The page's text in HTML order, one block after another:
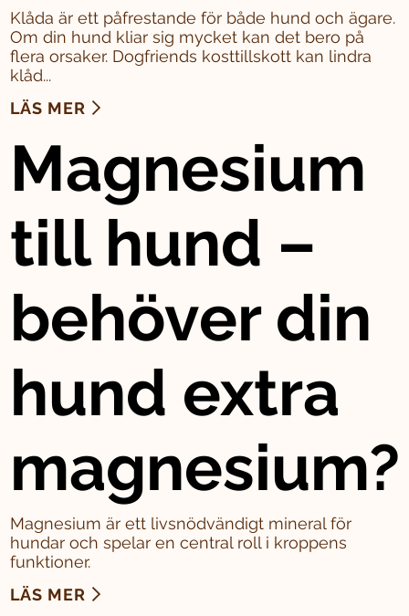
Klåda är ett påfrestande för både hund och ägare.
Om din hund kliar sig mycket kan det bero på
flera orsaker. Dogfriends kosttillskott kan lindra
klåd...
LÄS MER
Magnesium
till hund –
behöver din
hund extra
magnesium?
Magnesium är ett livsnödvändigt mineral för
hundar och spelar en central roll i kroppens
funktioner.
LÄS MER